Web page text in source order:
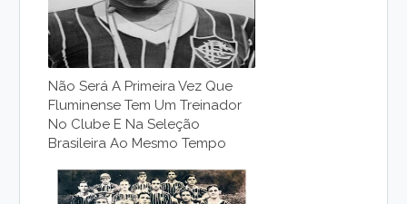
Não Será A Primeira Vez Que
Fluminense Tem Um Treinador
No Clube E Na Seleção
Brasileira Ao Mesmo Tempo